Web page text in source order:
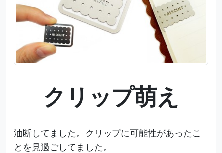
クリップ萌え
油断してました。クリップに可能性があったこ
とを見過ごしてました。